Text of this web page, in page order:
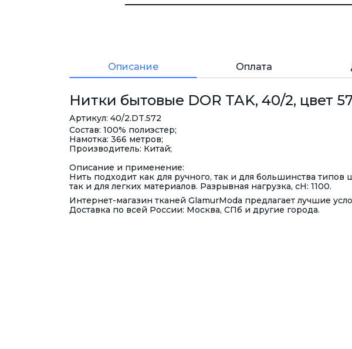
Описание Оплата
Нитки бытовые DOR TAK, 40/2, цвет
Артикул: 40/2.DT.572
Состав: 100% полиэстер;
Намотка: 366 метров;
Производитель: Китай;
Описание и применение:
Нить подходит как для ручного, так и для большинства
так и для легких материалов. Разрывная нагрузка, сН: 1100.
Интернет-магазин тканей GlamurModa предлагает лучшие
Доставка по всей России: Москва, СПб и другие города.